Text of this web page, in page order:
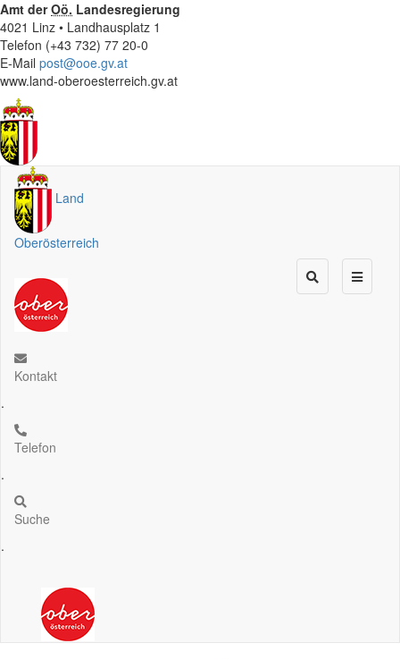
Amt derOö. Landesregierung
4021 Linz • Landhausplatz 1
Telefon (+43 732) 77 20-0
E-Mail post@ooe.gv.at
www.land-oberoesterreich.gv.at
Land
Oberösterreich
Kontakt
.
Telefon
.
Suche
.